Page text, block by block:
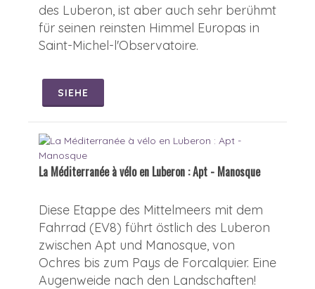
des Luberon, ist aber auch sehr berühmt
für seinen reinsten Himmel Europas in
Saint-Michel-l'Observatoire.
SIEHE
La Méditerranée à vélo en Luberon : Apt - Manosque
Diese Etappe des Mittelmeers mit dem
Fahrrad (EV8) führt östlich des Luberon
zwischen Apt und Manosque, von
Ochres bis zum Pays de Forcalquier. Eine
Augenweide nach den Landschaften!